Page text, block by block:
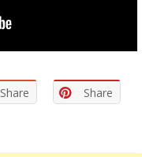
Share Share